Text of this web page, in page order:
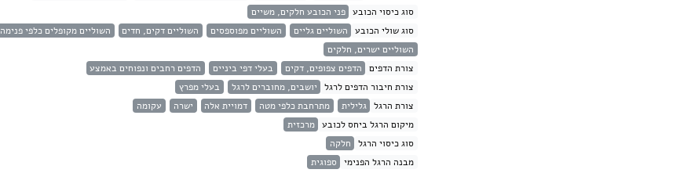
סוג כיסוי הכובע פני הכובע חלקים, משיים
סוג שולי הכובע
השוליים גליים השוליים מפוספסים השוליים דקים, חדים
השוליים מקופלים כלפי פנימה
השוליים ישרים, חלקים
צורת הדפים
הדפים צפופים, דקים בעלי דפי ביניים
הדפים רחבים ונפוחים באמצע
צורת חיבור הדפים לרגל
יושבים, מחוברים לרגל
בעלי מפרץ
צורת הרגל גלילית מתרחבת כלפי מטה דמויית אלה ישרה
עקומה
מיקום הרגל ביחס לכובע מרכזית
סוג כיסוי הרגל
חלקה
מבנה הרגל הפנימי
ספוגית